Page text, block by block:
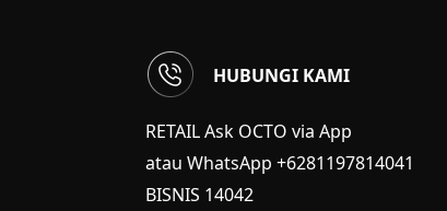
HUBUNGI KAMI
RETAIL Ask OCTO via App
atau WhatsApp +6281197814041
BISNIS 14042